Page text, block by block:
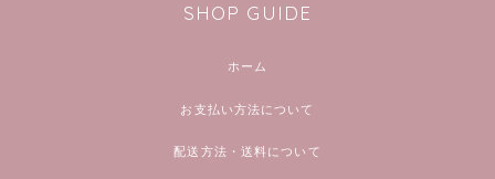
SHOP GUIDE
ホーム
お支払い方法について
配送方法・送料について